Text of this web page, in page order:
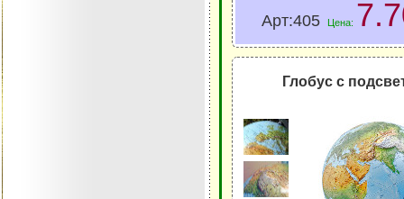
Арт:405 Цена:
Глобус с